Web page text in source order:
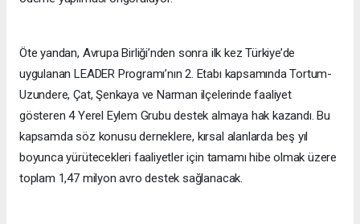
Öte yandan, Avrupa Birliği’nden sonra ilk kez Türkiye’de
uygulanan LEADER Programı’nın 2. Etabı kapsamında Tortum-
Uzundere, Çat, Şenkaya ve Narman ilçelerinde faaliyet
gösteren 4 Yerel Eylem Grubu destek almaya hak kazandı. Bu
kapsamda söz konusu derneklere, kırsal alanlarda beş yıl
boyunca yürütecekleri faaliyetler için tamamı hibe olmak üzere
toplam 1,47 milyon avro destek sağlanacak.